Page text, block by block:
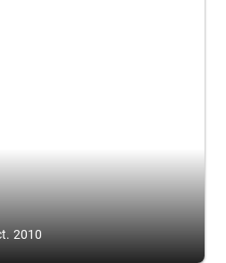
2010